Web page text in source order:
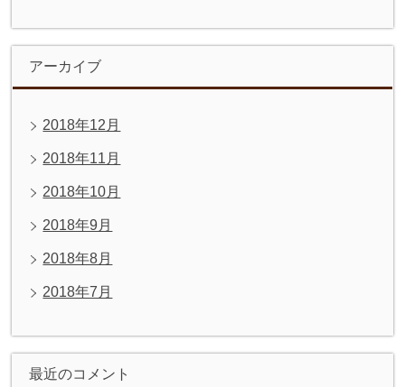
アーカイブ
2018年12月
2018年11月
2018年10月
2018年9月
2018年8月
2018年7月
最近のコメント